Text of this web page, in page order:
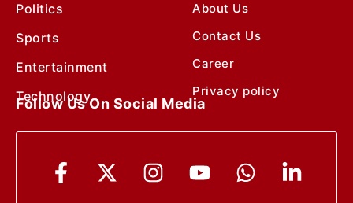
Politics
Sports
Entertainment
Technology
About Us
Contact Us
Career
Privacy policy
Follow Us On Social Media